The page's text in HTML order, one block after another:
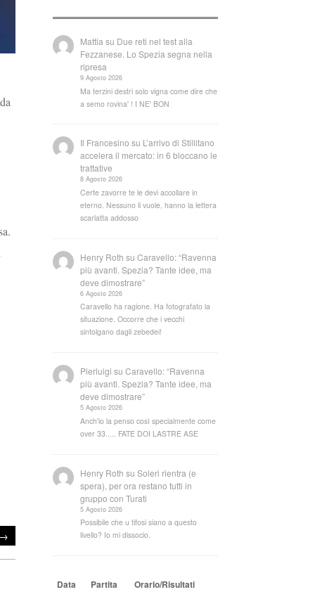
→
Mattia su Due reti nel test alla
Fezzanese. Lo Spezia segna nella
ripresa
9 Agosto 2026
Ma terzini destri solo vigna come dire che
a semo rovina' ! I NE' BON
Il Francesino su L’arrivo di Stillitano
accelera il mercato: in 6 bloccano le
trattative
8 Agosto 2026
Certe zavorre te le devi accollare in
eterno. Nessuno li vuole, hanno la lettera
scarlatta addosso
Henry Roth suCaravello: “Ravenna
più avanti. Spezia? Tante idee, ma
deve dimostrare”
6 Agosto 2026
Caravello ha ragione. Ha fotografato la
situazione. Occorre che i vecchi
sintolgano dagli zebedei!
Pierluigi suCaravello: “Ravenna
più avanti. Spezia? Tante idee, ma
deve dimostrare”
5 Agosto 2026
Anch'io la penso così specialmente come
over 33..... FATE DOI LASTRE ASE
Henry Roth suSoleri rientra (e
spera), per ora restano tutti in
gruppo con Turati
5 Agosto 2026
Possibile che u tifosi siano a questo
livello? Io mi dissocio.
Data Partita Orario/Risultati